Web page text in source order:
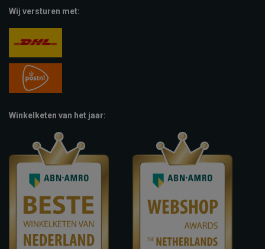
Wij versturen met:
Winkelketen van het jaar: